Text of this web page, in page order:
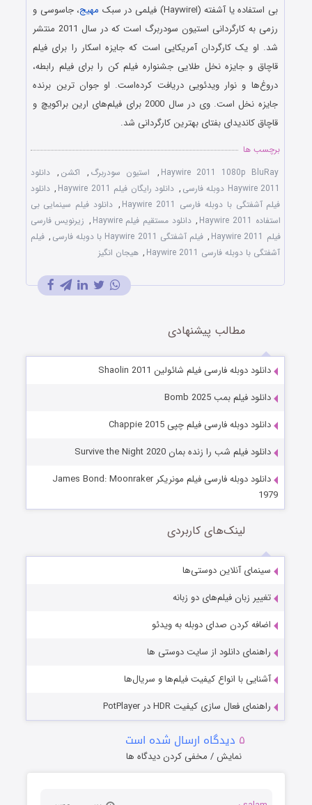
بی استفاده یا آشفته (اHaywire) فیلمی در سبک
مهیج، جاسوسی و
رزمی به کارگردانی استیون سودربرگ است که در سال 2011 منتشر
شد. او یک کارگردان آمریکایی است که جایزه اسکار را برای فیلم
قاچاق و جایزه نخل طلایی جشنواره فیلم کن را برای فیلم رابطه،
دروغ‌ها و نوار ویدئویی دریافت کرده‌است. او جوان ترین برنده
جایزه نخل است. وی در سال 2000 برای فیلم‌های ارین براکویچ و
قاچاق کاندیدای بفتای بهترین کارگردانی شد.
برچسب ها
Haywire 2011 1080p BluRay
, استیون سودربرگ , اکشن , دانلود
Haywire 2011 دوبله فارسی
, دانلود رایگان فیلم Haywire 2011 , دانلود
فیلم آشفتگی با دوبله فارسی Haywire 2011
, دانلود فیلم سینمایی بی
استفاده Haywire 2011
, دانلود مستقیم فیلم Haywire , زیرنویس فارسی
فیلم Haywire 2011
, فیلم آشفتگی Haywire 2011 با دوبله فارسی , فیلم
آشفتگی با دوبله فارسی Haywire 2011
, هیجان انگیز
مطالب پیشنهادی
دانلود دوبله فارسی فیلم شائولین Shaolin 2011
دانلود فیلم بمب Bomb 2025
دانلود دوبله فارسی فیلم چپی Chappie 2015
دانلود فیلم شب را زنده بمان Survive the Night 2020
دانلود دوبله فارسی فیلم مونریکر James Bond: Moonraker
1979
لینک‌های کاربردی
سینمای آنلاین دوستی‌ها
تغییر زبان فیلم‌های دو زبانه
اضافه کردن صدای دوبله به ویدئو
راهنمای دانلود از سایت دوستی ها
آشنایی با انواع کیفیت فیلم‌ها و سریال‌ها
راهنمای فعال سازی کیفیت HDR در PotPlayer
۵ دیدگاه ارسال شده است
نمایش / مخفی کردن دیدگاه ها